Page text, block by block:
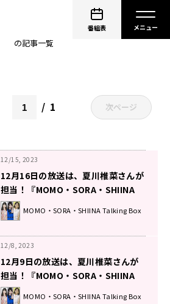
番組表
の記事一覧
1 次ページ
12/15, 2023
12月16日の放送は、夏川椎菜さんが
担当！『MOMO・SORA・SHIINA
Talking Box』
MOMO・SORA・SHIINA Talking Box
12/8, 2023
12月9日の放送は、夏川椎菜さんが
担当！『MOMO・SORA・SHIINA
Talking Box』
MOMO・SORA・SHIINA Talking Box